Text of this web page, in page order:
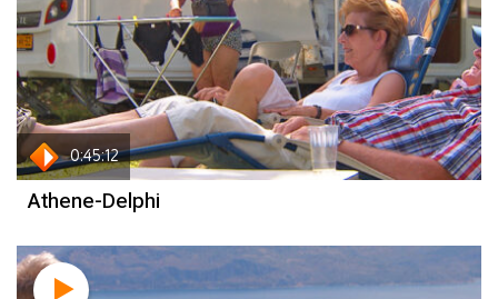
0:45:12
Athene-Delphi